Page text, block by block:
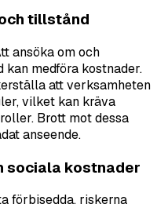
tillstånd
ansöka om och
medföra kostnader.
att verksamheten
vilket kan kräva
Brott mot dessa
anseende.
sociala kostnader
förbisedda, riskerna